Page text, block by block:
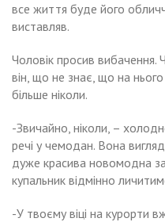
все життя буде його
виставляв.
Чоловік просив вибачення.
він, що не знає, що на
більше ніколи.
-Звичайно, ніколи, –
речі у чемодан. Вона
дуже красива новомодна
купальник відмінно
-У твоєму віці на курорти